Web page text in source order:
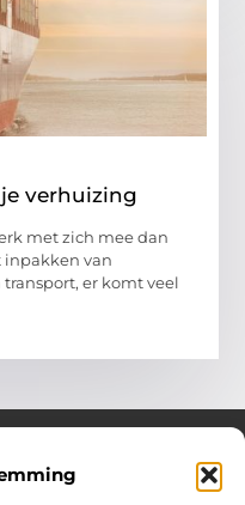
verhuizing
met zich mee dan
inpakken van
er komt veel